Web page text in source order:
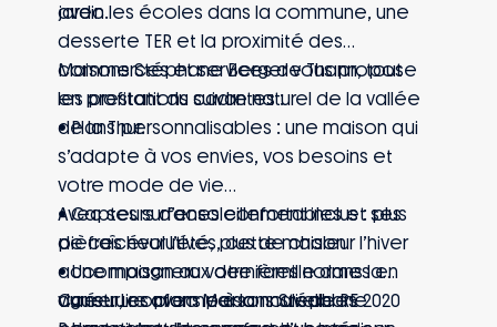
jardin.
avec les écoles dans la commune, une
desserte TER et la proximité des
commerces et services de Thann, tout
en profitant du cadre naturel de la vallée
de la Thur.
Maisons Stéphane Berger vous propose
les prestations suivantes :
• Plans personnalisables : une maison qui
s’adapte à vos envies, vos besoins et
votre mode de vie
• Capteurs d’ensoleillement inclus : plus
de fraîcheur l’été, plus de chaleur l’hiver
• Une maison aux dernières normes en
vigueur, conforme à la nouvelle RE 2020
Avec ses surfaces confortables et ses
pièces évolutives, cette maison
accompagnera votre famille dans la
durée. Les plans personnalisables
Construire avec Maisons Stéphane